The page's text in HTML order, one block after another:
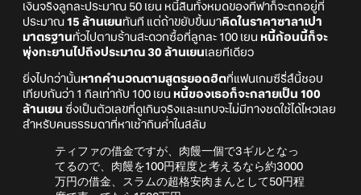
เงินจริงลูกละประมาณ 50 เยน หนี้สินทั้งหมดของทีฟาก็จะตกอยู่ที่
ประมาณ 15 ล้านเยนทันที แต่ถ้าขยับขึ้นมาคิดในราคาซาลาเปา
มาตรฐานทั่วไปตามร้านสะดวกซื้อที่ลูกละ 100 เยน หนี้ก้อนนี้ก็จะ
พุ่งทะยานไปถึงประมาณ 30 ล้านเยนเลยทีเดียว
ยิ่งไปกว่านั้นหากคำนวณตามสูตรยอดฮิตที่แฟนเกมซีรี่ส์นี้ชอบ
เทียบกันว่า 1 กิลเท่ากับ 100 เยน หนี้ของเธอก็จะกลายเป็น 100
ล้านเยน ซึ่งเป็นตัวเลขที่ดูเกินจริงและแทบจะไม่มีทางชดใช้ได้ไหวเลย
สำหรับคนธรรมดาที่หาเช้ากินค่ำในสลัม
ティファの借金ですが、肉饅一個で3ギルとなっ
てるので、肉饅を100円程度と考えるなら約3000
万円の借金、スラムの超格安肉まんとして50円程